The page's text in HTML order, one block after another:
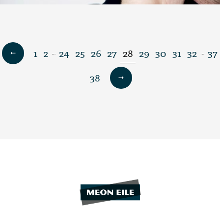
1 2 … 24 25 26 27 28 29 30 31 32 … 37
38